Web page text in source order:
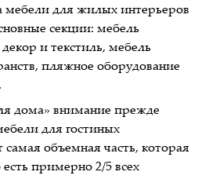
мебели для жилых интерьеров
секции: мебель
и текстиль, мебель
пляжное оборудование
дома» внимание прежде
для гостиных
самая объемная часть, которая
есть примерно 2/5 всех